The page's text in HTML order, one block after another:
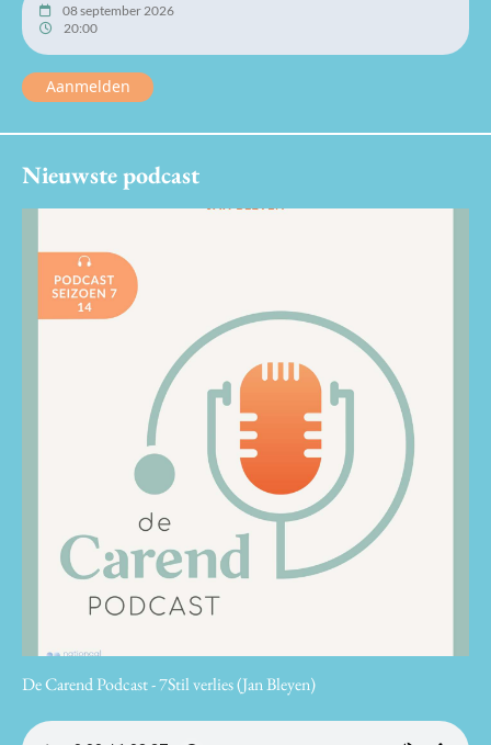
08 september 2026
20:00
Aanmelden
Nieuwste podcast
De Carend Podcast - 7Stil verlies (Jan Bleyen)